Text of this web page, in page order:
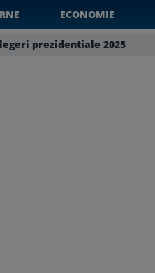
ECONOMIE
prezidentiale 2025